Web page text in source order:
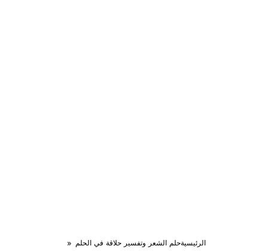
الرئيسيةحلم الشعر وتفسير حلاقة في الحلم